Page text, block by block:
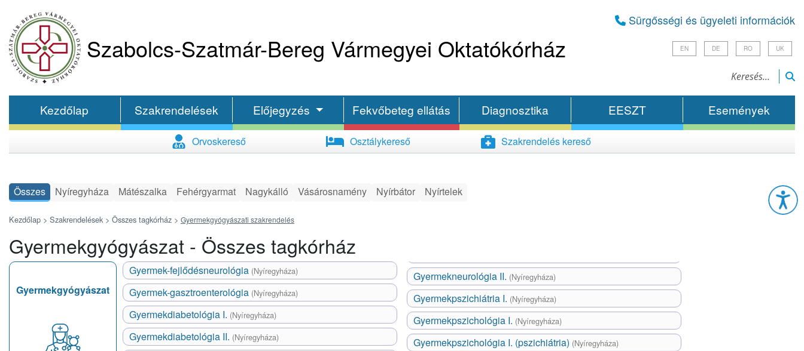
Szabolcs-Szatmár-Bereg Vármegyei Oktatókórház
Sürgősségi és ügyeleti információk
EN DE RO UK
Kezdőlap Szakrendelések Előjegyzés Fekvőbeteg ellátás Diagnosztika EESZT Események
Orvoskereső Osztálykereső Szakrendelés kereső
Összes Nyíregyháza Mátészalka Fehérgyarmat Nagykálló Vásárosnamény Nyírbátor Nyírtelek
Kezdőlap > Szakrendelések > Összes tagkórház > Gyermekgyógyászati szakrendelés
Gyermekgyógyászat - Összes tagkórház
Gyermekgyógyászat
Gyermek-fejlődésneurológia (Nyíregyháza)
Gyermek-gasztroenterológia (Nyíregyháza)
Gyermekdiabetológia I. (Nyíregyháza)
Gyermekdiabetológia II. (Nyíregyháza)
Gyermekneurológia II. (Nyíregyháza)
Gyermekpszichiátria I. (Nyíregyháza)
Gyermekpszichológia I. (Nyíregyháza)
Gyermekpszichológia I. (pszichiátria) (Nyíregyháza)